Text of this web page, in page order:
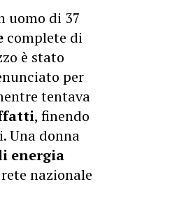
uomo di 37
complete di
è stato
per
tentava
, finendo
Una donna
energia
nazionale